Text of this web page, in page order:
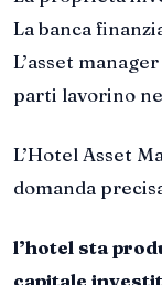
La banca
L’asset
parti lavorino
L’Hotel Asset
domanda
l’hotel sta
capitale